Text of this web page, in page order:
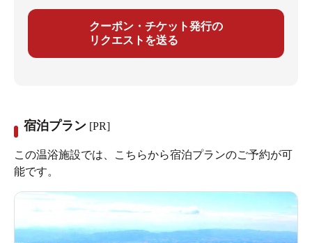
る中
という温泉に入ってきまし
た。。（いつもはもっと温かい温泉です。）
そーなんです！
取材日（2012年秋）の少し前までは「おーーーもう北海
道は紅葉してる！」と、むしろ秋の始まりを感心しなが
クーポン・チケット発行の
リクエストを送る
宿泊プラン [PR]
この温浴施設では、こちらから宿泊プランのご予約が可
能です。